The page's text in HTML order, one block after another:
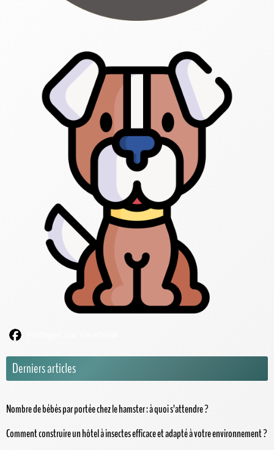
Derniers articles
Nombre de bébés par portée chez le hamster : à quoi s’attendre ?
Comment construire un hôtel à insectes efficace et adapté à votre environnement ?